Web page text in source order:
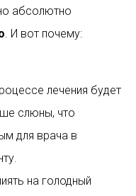
абсолютно
. И вот почему:
лечения будет
слюны, что
для врача в
на голодный